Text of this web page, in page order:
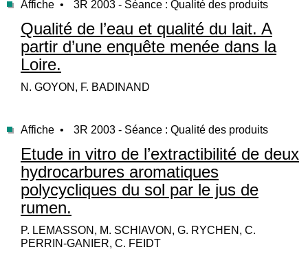
Affiche • 3R 2003 - Séance : Qualité des produits
Qualité de l’eau et qualité du lait. A
partir d’une enquête menée dans la
Loire.
N. GOYON, F. BADINAND
Affiche • 3R 2003 - Séance : Qualité des produits
Etude in vitro de l’extractibilité de deux
hydrocarbures aromatiques
polycycliques du sol par le jus de
rumen.
P. LEMASSON, M. SCHIAVON, G. RYCHEN, C.
PERRIN-GANIER, C. FEIDT